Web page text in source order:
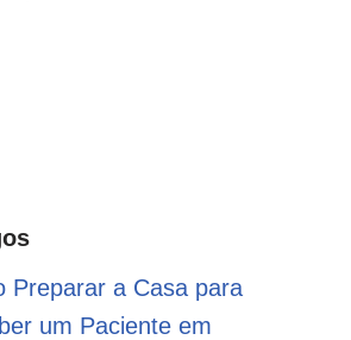
Preparar a Casa para
um Paciente em